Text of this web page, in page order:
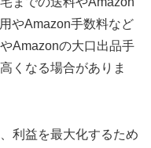
やAmazon手数料など
Amazonの大口出品手
くなる場合がありま
利益を最大化するため